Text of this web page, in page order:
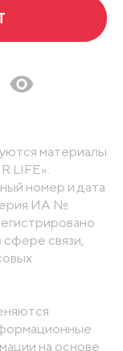
материалы
номер и дата
ИА №
связи,
на основе